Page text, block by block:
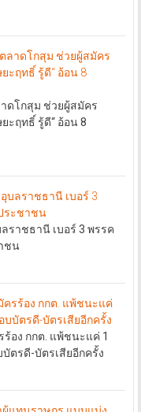
ดโกสุม ช่วยผู้สมัคร
ะฤทธิ์ รู้ดี“ อ้อน 8
ราชธานี เบอร์ 3 พรรค
ชน
อง กกต. แพ้ชนะแค่ 1
ตรดี-บัตรเสียอีกครั้ง